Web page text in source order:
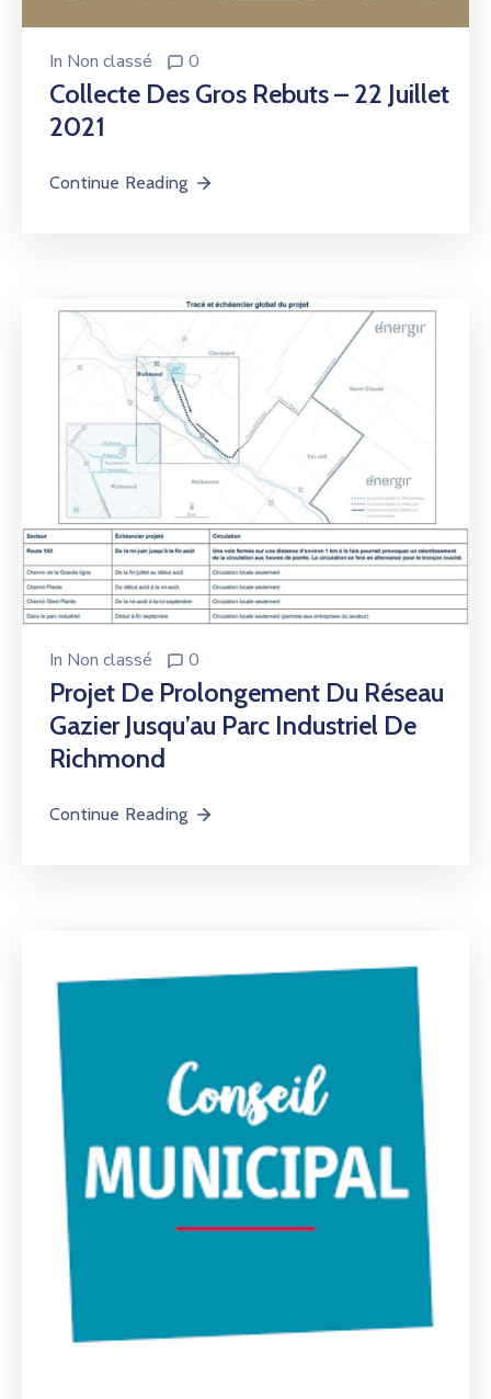
In Non classé 0
Collecte Des Gros Rebuts – 22 Juillet
2021
Continue Reading
In Non classé 0
Projet De Prolongement Du Réseau
Gazier Jusqu’au Parc Industriel De
Richmond
Continue Reading